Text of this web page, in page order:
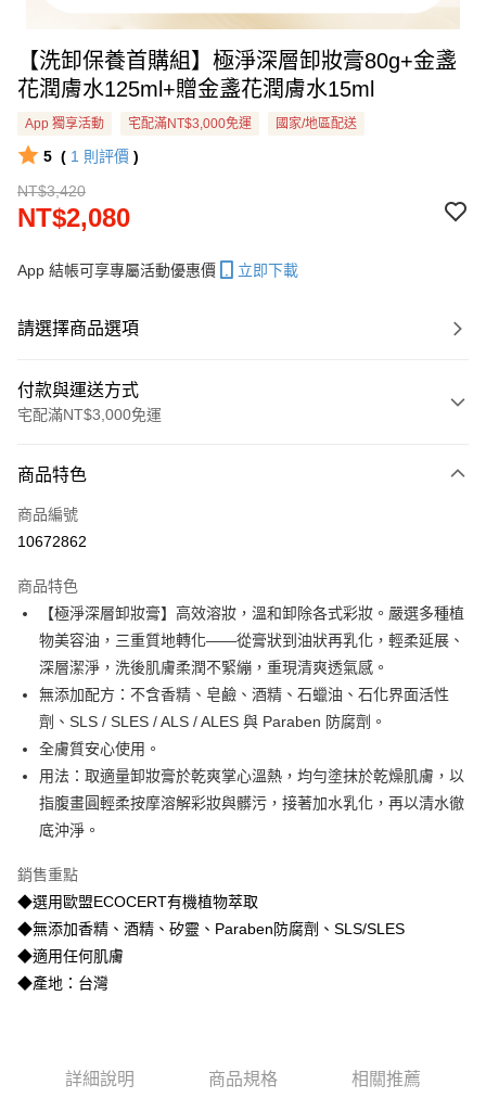
【洗卸保養首購組】極淨深層卸妝膏80g+金盞
花潤膚水125ml+贈金盞花潤膚水15ml
App 獨享活動 宅配滿NT$3,000免運 國家/地區配送
5 ( 1 則評價 )
NT$3,420
NT$2,080
App 結帳可享專屬活動優惠價 立即下載
請選擇商品選項
付款與運送方式
宅配滿NT$3,000免運
信用卡一次付款
信用卡分期付款
合作金庫商業銀行
華南商業銀行
彰化商業銀行
上海商業儲蓄銀行
台北富邦商業銀行
國泰世華商業銀行
兆豐國際商業銀行
臺灣中小企業銀行
台中商業銀行
匯豐（台灣）商業銀行
華泰商業銀行
聯邦商業銀行
遠東國際商業銀行
元大商業銀行
玉山商業銀行
星展（台灣）商業銀行
台新國際商業銀行
中國信託商業銀行
台灣樂天信用卡公司
超商取貨付款
LINE Pay
Apple Pay
街口支付
大哥付你分期
相關說明
1.本服務由台灣大哥大提供，台灣大哥大用戶可立即使用無須另外申請。
2.付款方式選擇「大哥付你分期」，訂單成立後會自動跳轉到大哥付的交易
流程，驗證手機門號後，選擇欲分期的期數、繳款截止日，確認付款後即完
成交易。
3.實際核准額度、可分期數及費用金額請依後續交易確認頁面所載為準。
4.訂單成立30分鐘內，如未前往確認交易或遇審核未通過，訂單將自動取
消。如遇「轉專審核」未通過狀況，表示未達大哥付你分期系統評分，恕無
醒簡訊。
2.透過簡訊連結打開帳單後，可選擇「超商條碼／台灣大直營門市／銀行轉
Hami Point
相關說明
「Hami Point」為中華電信所提供之點數服務，可於會員專區綁定中華電信
ATM付款
貨到付款
全家取貨付款
商品特色
商品編號
10672862
商品特色
【極淨深層卸妝膏】高效溶妝，溫和卸除各式彩妝。嚴選多種植
物美容油，三重質地轉化——從膏狀到油狀再乳化，輕柔延展、
深層潔淨，洗後肌膚柔潤不緊繃，重現清爽透氣感。
無添加配方：不含香精、皂鹼、酒精、石蠟油、石化界面活性
劑、SLS / SLES / ALS / ALES 與 Paraben 防腐劑。
全膚質安心使用。
用法：取適量卸妝膏於乾爽掌心溫熱，均勻塗抹於乾燥肌膚，以
指腹畫圓輕柔按摩溶解彩妝與髒污，接著加水乳化，再以清水徹
底沖淨。
銷售重點
◆選用歐盟ECOCERT有機植物萃取
◆無添加香精、酒精、矽靈、Paraben防腐劑、SLS/SLES
◆適用任何肌膚
◆產地：台灣
詳細說明 商品規格 相關推薦